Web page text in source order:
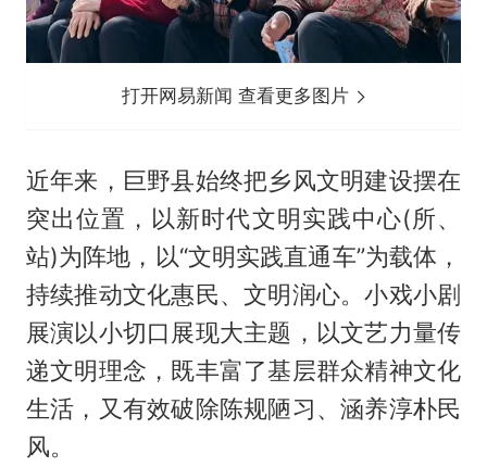
打开网易新闻 查看更多图片
近年来，巨野县始终把乡风文明建设摆在
突出位置，以新时代文明实践中心(所、
站)为阵地，以“文明实践直通车”为载体，
持续推动文化惠民、文明润心。小戏小剧
展演以小切口展现大主题，以文艺力量传
递文明理念，既丰富了基层群众精神文化
生活，又有效破除陈规陋习、涵养淳朴民
风。